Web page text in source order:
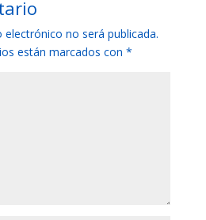
no será publicada.
están marcados con *